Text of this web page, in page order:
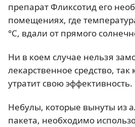
препарат Фликсотид его
помещениях, где
°C, вдали от прямого
Ни в коем случае нельзя
лекарственное средство,
утратит свою эффективность.
Небулы, которые вынуты из
пакета, необходимо